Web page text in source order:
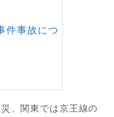
、関東では京王線の